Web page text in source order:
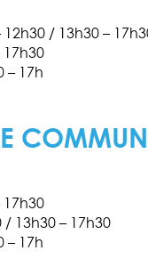
/ 13h30 –
17h30
– 17h
17h30
13h30 – 17h30
– 17h